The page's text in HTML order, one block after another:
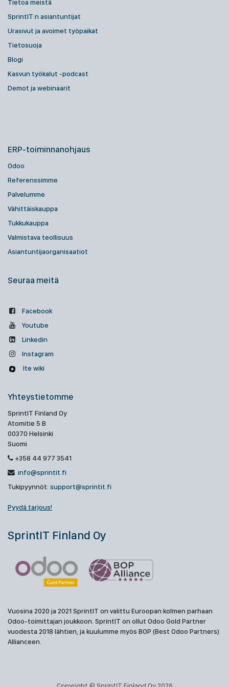
Tietoa meistä
SprintIT:n asiantuntijat
Urasivut ja avoimet työpaikat
Tietosuoja
Blogi
Kasvun työkalut -podcast
Demot ja webinaarit
ERP-toiminnanohjaus
Odoo
Referenssimme
Palvelumme
Vähittäiskauppa
Tukkukauppa
Valmistava teollisuus
Asiantuntijaorganisaatiot
Seuraa meitä
Facebook
Youtube
Linkedin
Instagram
Ite wiki
Yhteystietomme
SprintIT Finland Oy
Atomitie 5 B
00370 Helsinki
Suomi
+358 44 977 3541
info@sprintit.fi
Tukipyynnöt: support@sprintit.fi
Pyydä tarjous!
SprintIT Finland Oy
Vuosina 2020 ja 2021 SprintIT on valittu Euroopan kolmen parhaan
Odoo-toimittajan joukkoon. SprintIT on ollut Odoo Gold Partner
vuodesta 2018 lähtien, ja kuulumme myös BOP (Best Odoo Partners)
Allianceen.
Copyright © SprintIT Finland Oy 2026